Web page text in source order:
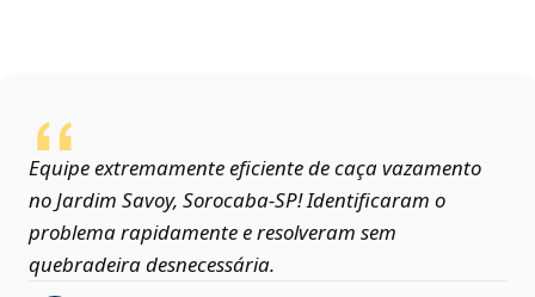
Equipe extremamente eficiente de caça vazamento
no Jardim Savoy, Sorocaba‑SP! Identificaram o
problema rapidamente e resolveram sem
quebradeira desnecessária.